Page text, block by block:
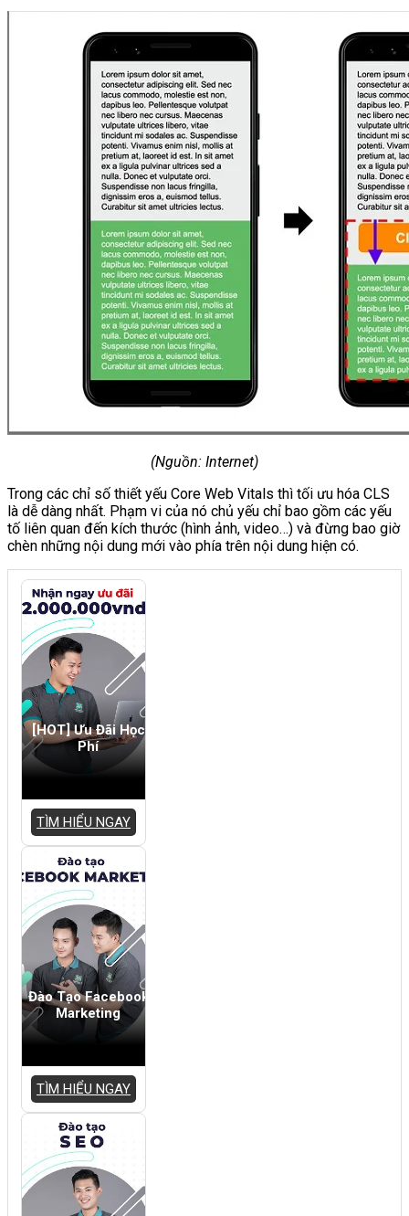
(Nguồn: Internet)
Trong các chỉ số thiết yếu Core Web Vitals thì tối ưu hóa CLS
là dễ dàng nhất. Phạm vi của nó chủ yếu chỉ bao gồm các yếu
tố liên quan đến kích thước (hình ảnh, video…) và đừng bao giờ
chèn những nội dung mới vào phía trên nội dung hiện có.
[HOT] Ưu Đãi Học
Phí
TÌM HIỂU NGAY
Đào Tạo Facebook
Marketing
TÌM HIỂU NGAY